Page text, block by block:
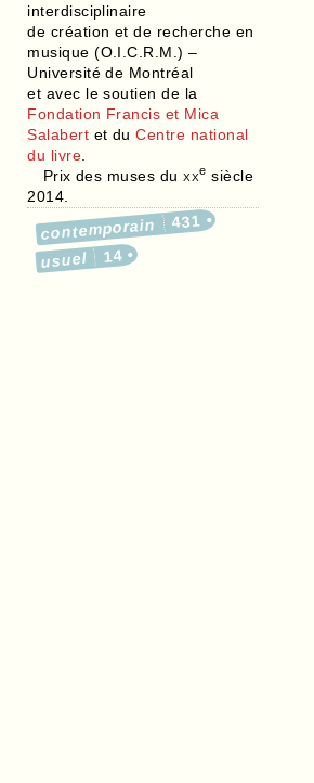
interdisciplinaire
de création et de recherche en
musique (O.I.C.R.M.) –
Université de Montréal
et avec le soutien de la
Fondation Francis et Mica
Salabert et duCentre national
du livre
Prix des muses duxxe siècle
2014.
contemporain 431
usuel 14